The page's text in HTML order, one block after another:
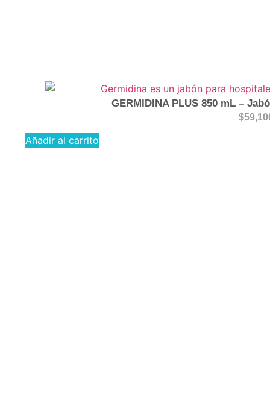
GERMIDINA PLUS 850 mL –
$
Añadir al carrito